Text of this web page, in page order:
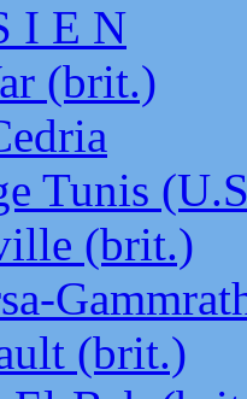
I E N
(brit.)
Tunis
(brit.)
(brit.)